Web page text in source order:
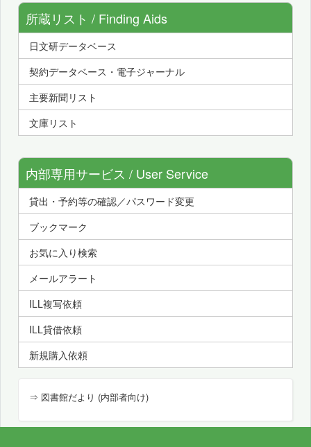
所蔵リスト / Finding Aids
日文研データベース
契約データベース・電子ジャーナル
主要新聞リスト
文庫リスト
内部専用サービス / User Service
貸出・予約等の確認／パスワード変更
ブックマーク
お気に入り検索
メールアラート
ILL複写依頼
ILL貸借依頼
新規購入依頼
⇒ 図書館だより (内部者向け)